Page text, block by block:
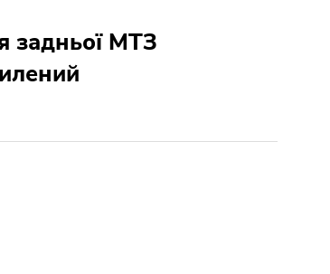
задньої МТЗ